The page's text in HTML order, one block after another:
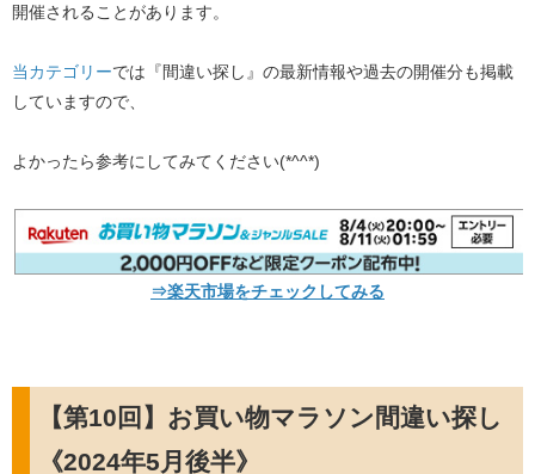
開催されることがあります。
当カテゴリーでは『間違い探し』の最新情報や過去の開催分も掲載
していますので、
よかったら参考にしてみてください(*^^*)
⇒楽天市場をチェックしてみる
【第10回】お買い物マラソン間違い探し
《2024年5月後半》